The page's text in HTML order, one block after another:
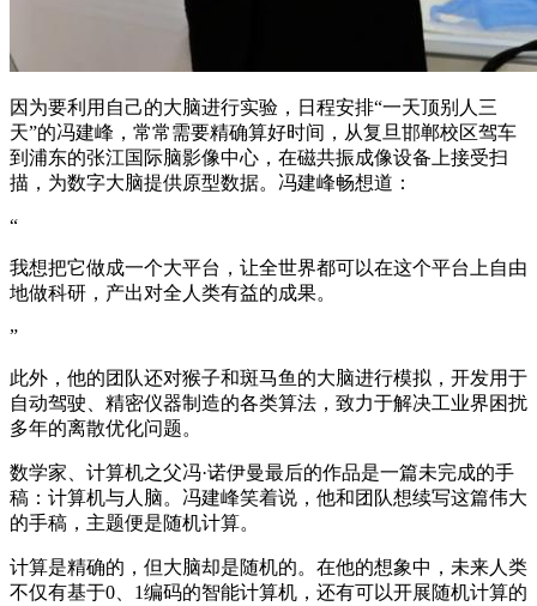
因为要利用自己的大脑进行实验，日程安排“一天顶别人三
天”的冯建峰，常常需要精确算好时间，从复旦邯郸校区驾车
到浦东的张江国际脑影像中心，在磁共振成像设备上接受扫
描，为数字大脑提供原型数据。冯建峰畅想道：
“
我想把它做成一个大平台，让全世界都可以在这个平台上自由
地做科研，产出对全人类有益的成果。
”
此外，他的团队还对猴子和斑马鱼的大脑进行模拟，开发用于
自动驾驶、精密仪器制造的各类算法，致力于解决工业界困扰
多年的离散优化问题。
数学家、计算机之父冯·诺伊曼最后的作品是一篇未完成的手
稿：计算机与人脑。冯建峰笑着说，他和团队想续写这篇伟大
的手稿，主题便是随机计算。
计算是精确的，但大脑却是随机的。在他的想象中，未来人类
不仅有基于0、1编码的智能计算机，还有可以开展随机计算的